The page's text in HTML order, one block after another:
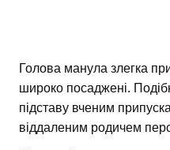
Голова манула злегка
широко посаджені.
підставу вченим
віддаленим родичем